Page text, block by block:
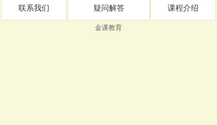
联系我们 疑问解答 课程介绍
金课教育